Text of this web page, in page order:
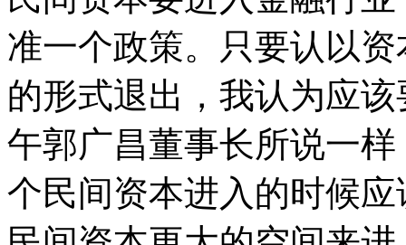
准一个政策。只要认以
的形式退出，我认为应
午郭广昌董事长所说一
个民间资本进入的时候